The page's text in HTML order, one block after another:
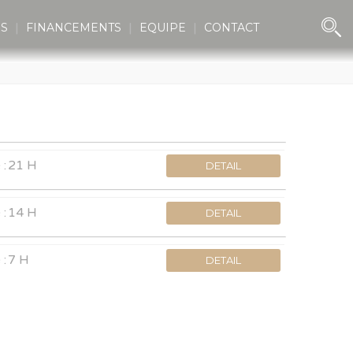
FINANCEMENTS EQUIPE CONTACT
21 H DETAIL
14 H DETAIL
7 H DETAIL